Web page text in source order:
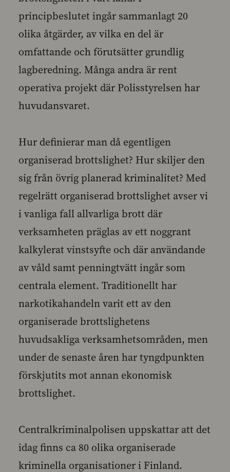
principbeslutet ingår sammanlagt 20
olika åtgärder, av vilka en del är
omfattande och förutsätter grundlig
lagberedning. Många andra är rent
operativa projekt där Polisstyrelsen har
huvudansvaret.
Hur definierar man då egentligen
organiserad brottslighet? Hur skiljer den
sig från övrig planerad kriminalitet? Med
regelrätt organiserad brottslighet avser vi
i vanliga fall allvarliga brott där
verksamheten präglas av ett noggrant
kalkylerat vinstsyfte och där användande
av våld samt penningtvätt ingår som
centrala element. Traditionellt har
narkotikahandeln varit ett av den
organiserade brottslighetens
huvudsakliga verksamhetsområden, men
under de senaste åren har tyngdpunkten
förskjutits mot annan ekonomisk
brottslighet.
Centralkriminalpolisen uppskattar att det
idag finns ca 80 olika organiserade
kriminella organisationer i Finland.